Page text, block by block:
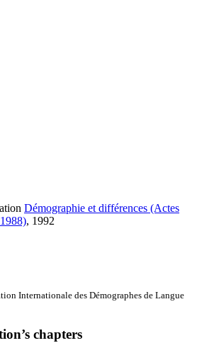
Démographie et différences (Actes
, 1992
Internationale des Démographes de Langue
chapters